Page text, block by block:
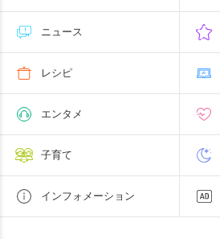
ニュース
レシピ
エンタメ
子育て
インフォメーション